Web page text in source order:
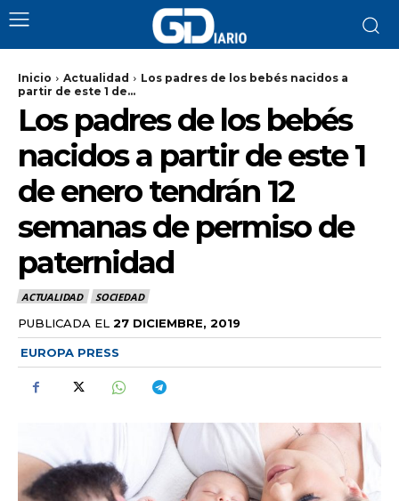
Inicio Actualidad
Los padres de los bebés nacidos a
partir de este 1 de...
Los padres de los bebés
nacidos a partir de este 1
de enero tendrán 12
semanas de permiso de
paternidad
ACTUALIDAD SOCIEDAD
PUBLICADA EL 27 DICIEMBRE, 2019
EUROPA PRESS